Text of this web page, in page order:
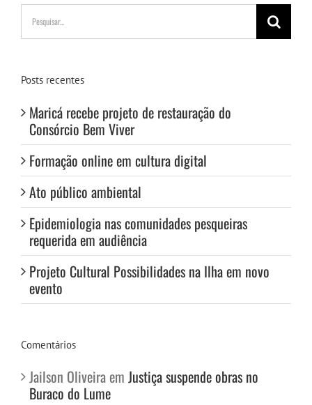
Buscar
resultados
para:
Posts recentes
Maricá recebe projeto de restauração do
Consórcio Bem Viver
Formação online em cultura digital
Ato público ambiental
Epidemiologia nas comunidades pesqueiras
requerida em audiência
Projeto Cultural Possibilidades na Ilha em novo
evento
Comentários
Jailson Oliveira em Justiça suspende obras no
Buraco do Lume